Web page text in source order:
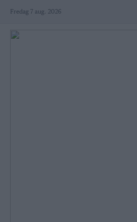
Skip
content
Fredag 7 aug. 2026